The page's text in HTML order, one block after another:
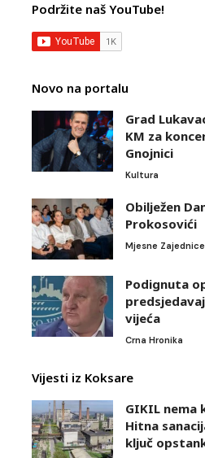
Podržite naš YouTube!
Novo na portalu
Grad
KM za
Gnojnici
Kultura
Obilježen
Prokosovići
Mjesne Zajednice
Podignuta
vijeća
Crna Hronika
Vijesti iz Koksare
GIKIL nema
Hitna
ključ